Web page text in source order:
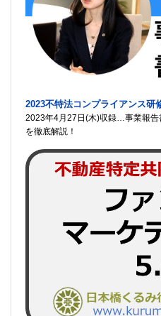
2023不特法コンプライアンス研
2023年4月27日(木)収録…事業報告
を徹底解説！